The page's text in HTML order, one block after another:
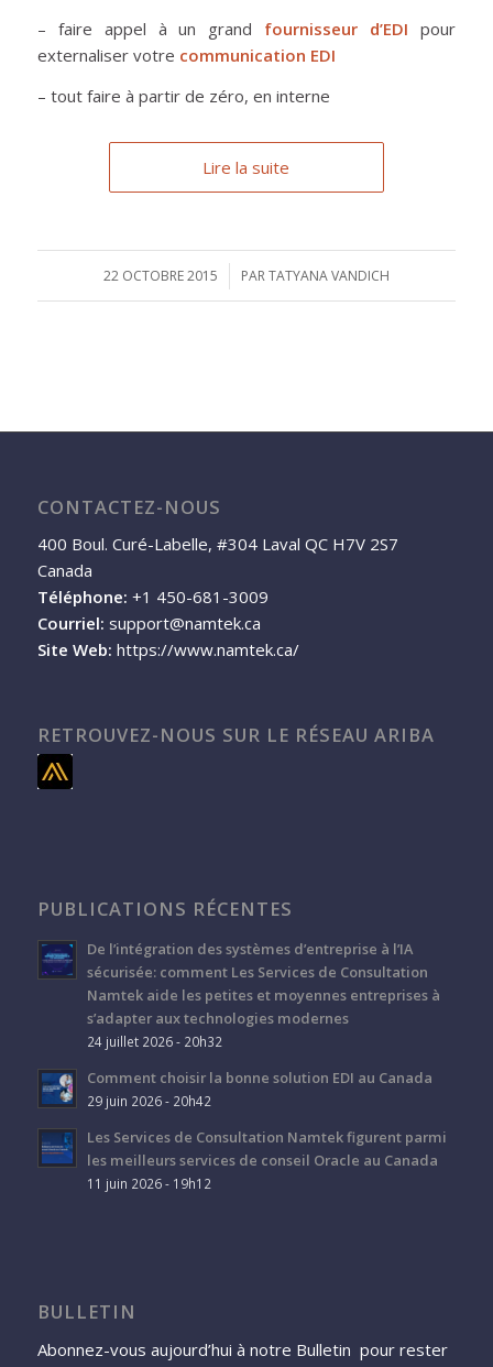
– faire appel à un grand fournisseur d’EDI pour
externaliser votre communication EDI
– tout faire à partir de zéro, en interne
Lire la suite
22 OCTOBRE 2015
/ PARTATYANA VANDICH
CONTACTEZ-NOUS
400 Boul. Curé-Labelle, #304 Laval QC H7V 2S7
Canada
Téléphone: +1 450-681-3009
Courriel: support@namtek.ca
Site Web: https://www.namtek.ca/
RETROUVEZ-NOUS SUR LE RÉSEAU ARIBA
PUBLICATIONS RÉCENTES
De l’intégration des systèmes d’entreprise à l’IA
sécurisée: comment Les Services de Consultation
Namtek aide les petites et moyennes entreprises à
s’adapter aux technologies modernes
24 juillet 2026 - 20h32
Comment choisir la bonne solution EDI au Canada
29 juin 2026 - 20h42
Les Services de Consultation Namtek figurent parmi
les meilleurs services de conseil Oracle au Canada
11 juin 2026 - 19h12
BULLETIN
Abonnez-vous aujourd’hui à notre Bulletin pour rester